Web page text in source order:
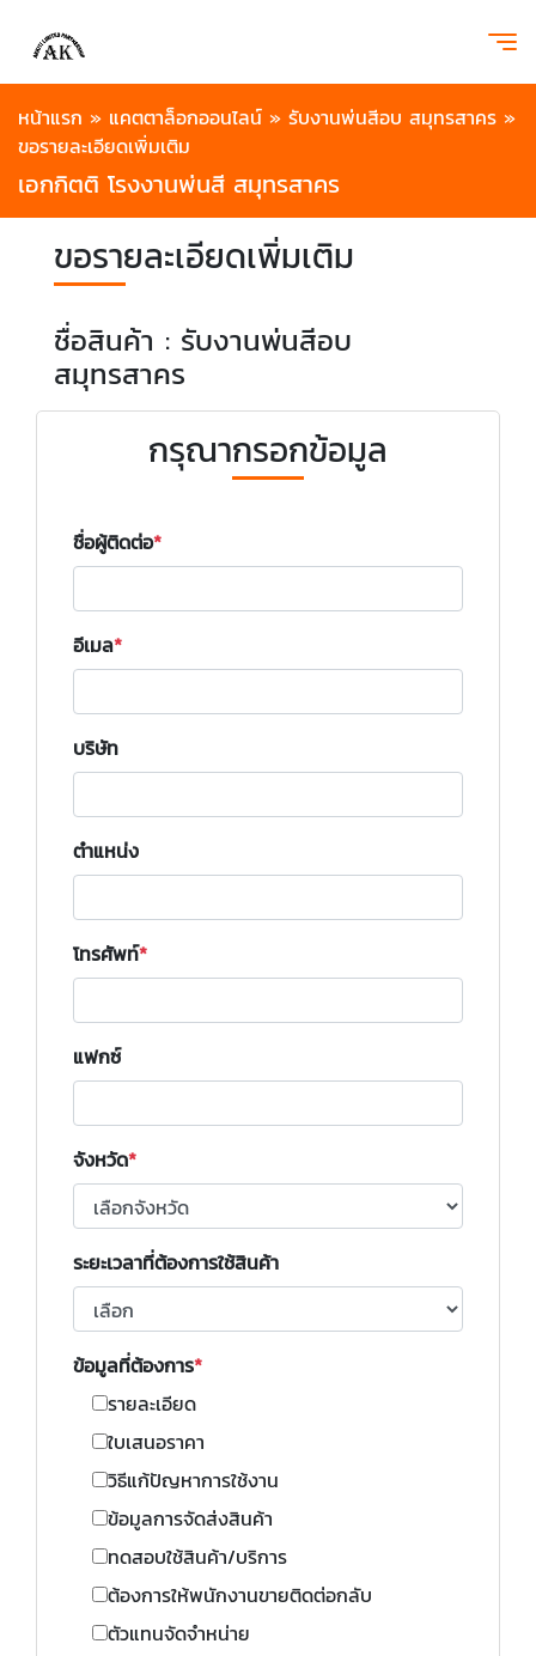
หน้าแรก » แคตตาล็อกออนไลน์ » รับงานพ่นสีอบ สมุทรสาคร »
ขอรายละเอียดเพิ่มเติม
เอกกิตติ โรงงานพ่นสี สมุทรสาคร
ขอรายละเอียดเพิ่มเติม
ชื่อสินค้า : รับงานพ่นสีอบ
สมุทรสาคร
กรุณากรอกข้อมูล
ชื่อผู้ติดต่อ
อีเมล
บริษัท
ตำแหน่ง
โทรศัพท์
แฟกซ์
จังหวัด
ระยะเวลาที่ต้องการใช้สินค้า
ข้อมูลที่ต้องการ
รายละเอียด
ใบเสนอราคา
วิธีแก้ปัญหาการใช้งาน
ข้อมูลการจัดส่งสินค้า
ทดสอบใช้สินค้า/บริการ
ต้องการให้พนักงานขายติดต่อกลับ
ตัวแทนจัดจำหน่าย